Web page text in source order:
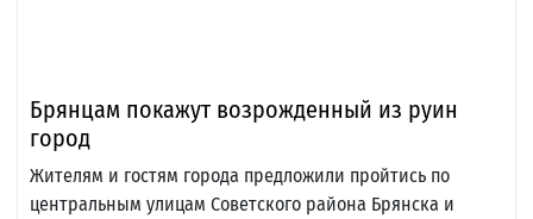
Брянцам покажут возрожденный из руин
город
Жителям и гостям города предложили пройтись по
центральным улицам Советского района Брянска и